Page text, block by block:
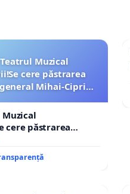
Muzical
cere păstrarea
Mihai-Ciprian
cere păstrarea
Mihai-Ciprian